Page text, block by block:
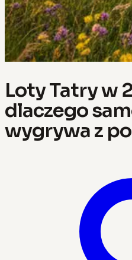
Loty Tatry w
dlaczego
wygrywa z